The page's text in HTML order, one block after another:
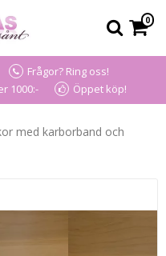
0
Frågor? Ring oss!
1000:-
Öppet köp!
med karborband och